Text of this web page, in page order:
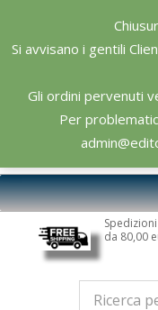
Si avvisano i gentili
Gli ordini pervenuti
Per
content
Editoriale
Scientifica
Primary
Navigation
da 80,00